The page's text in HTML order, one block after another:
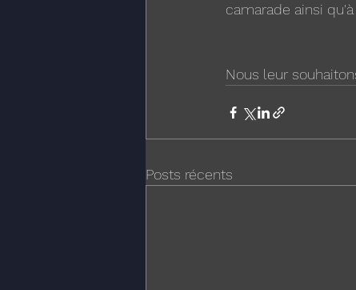
camarade ainsi
Nous leur
Posts récents